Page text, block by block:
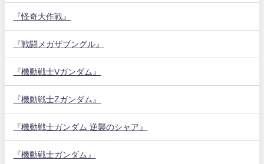
『怪奇大作戦』
『戦闘メガザブングル』
『機動戦士Vガンダム』
『機動戦士Zガンダム』
『機動戦士ガンダム 逆襲のシャア』
『機動戦士ガンダム』